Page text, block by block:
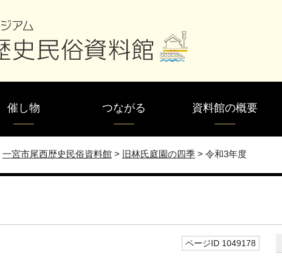
催し物 つながる 資料館の概要
一宮市尾西歴史民俗資料館 > 旧林氏庭園の四季 > 令和3年度
ページID 1049178